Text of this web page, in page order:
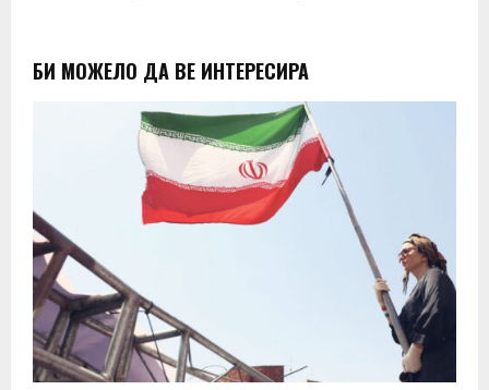
БИ МОЖЕЛО ДА ВЕ ИНТЕРЕСИРА